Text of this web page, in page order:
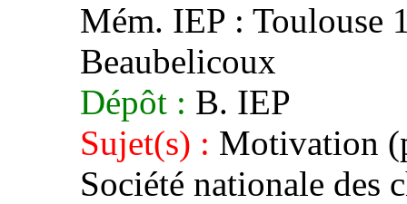
Mém. IEP : Toulouse
Beaubelicoux
Dépôt : B. IEP
Sujet(s) : Motivation
Société nationale des